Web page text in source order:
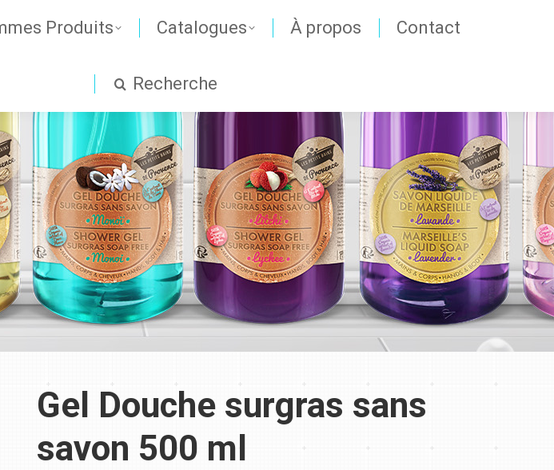
Produits Catalogues À propos Contact
Recherche
Gel Douche surgras sans
savon 500 ml